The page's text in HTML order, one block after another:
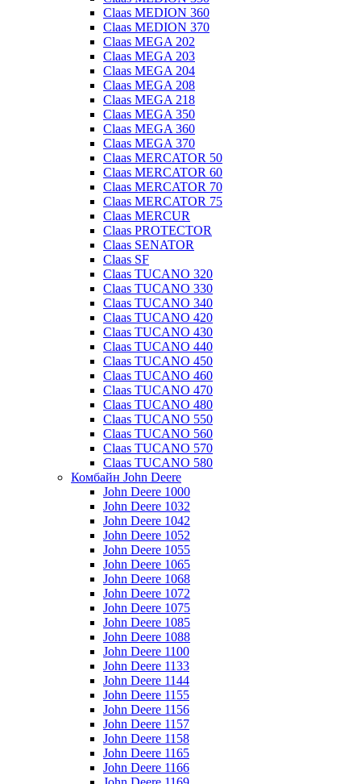
Claas MEDION 360
Claas MEDION 370
Claas MEGA 202
Claas MEGA 203
Claas MEGA 204
Claas MEGA 208
Claas MEGA 218
Claas MEGA 350
Claas MEGA 360
Claas MEGA 370
Claas MERCATOR 50
Claas MERCATOR 60
Claas MERCATOR 70
Claas MERCATOR 75
Claas MERCUR
Claas PROTECTOR
Claas SENATOR
Claas SF
Claas TUCANO 320
Claas TUCANO 330
Claas TUCANO 340
Claas TUCANO 420
Claas TUCANO 430
Claas TUCANO 440
Claas TUCANO 450
Claas TUCANO 460
Claas TUCANO 470
Claas TUCANO 480
Claas TUCANO 550
Claas TUCANO 560
Claas TUCANO 570
Claas TUCANO 580
Комбайн John Deere
John Deere 1000
John Deere 1032
John Deere 1042
John Deere 1052
John Deere 1055
John Deere 1065
John Deere 1068
John Deere 1072
John Deere 1075
John Deere 1085
John Deere 1088
John Deere 1100
John Deere 1133
John Deere 1144
John Deere 1155
John Deere 1156
John Deere 1157
John Deere 1158
John Deere 1165
John Deere 1166